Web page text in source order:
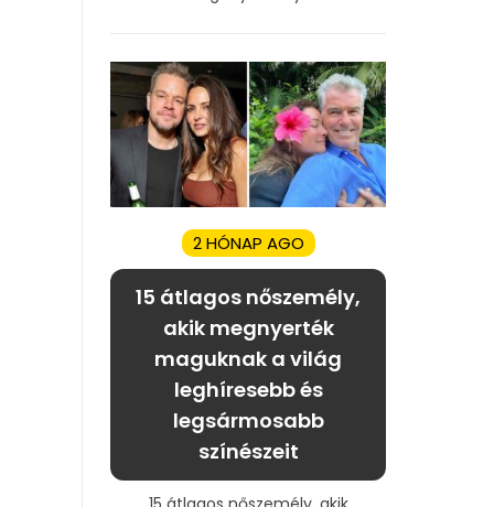
2 HÓNAP AGO
15 átlagos nőszemély,
akik megnyerték
maguknak a világ
leghíresebb és
legsármosabb
színészeit